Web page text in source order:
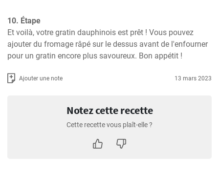
10. Étape
Et voilà, votre gratin dauphinois est prêt ! Vous pouvez
ajouter du fromage râpé sur le dessus avant de l'enfourner
pour un gratin encore plus savoureux. Bon appétit !
Ajouter une note 13 mars 2023
Notez cette recette
Cette recette vous plaît-elle ?